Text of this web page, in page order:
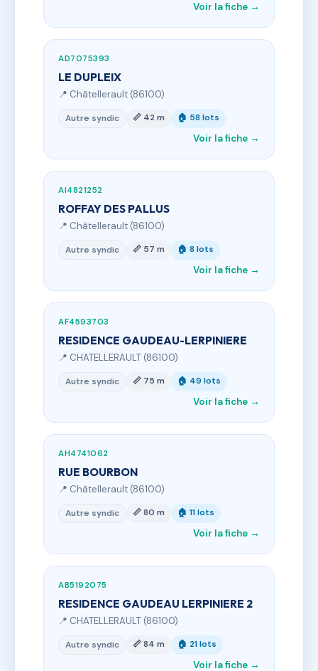
Voir la fiche →
AD7075393
LE DUPLEIX
📍 Châtellerault (86100)
Autre syndic 📏 42 m 🏠 58 lots
Voir la fiche →
AI4821252
ROFFAY DES PALLUS
📍 Châtellerault (86100)
Autre syndic 📏 57 m 🏠 8 lots
Voir la fiche →
AF4593703
RESIDENCE GAUDEAU-LERPINIERE
📍 CHATELLERAULT (86100)
Autre syndic 📏 75 m 🏠 49 lots
Voir la fiche →
AH4741062
RUE BOURBON
📍 Châtellerault (86100)
Autre syndic 📏 80 m 🏠 11 lots
Voir la fiche →
AB5192075
RESIDENCE GAUDEAU LERPINIERE 2
📍 CHATELLERAULT (86100)
Autre syndic 📏 84 m 🏠 21 lots
Voir la fiche →